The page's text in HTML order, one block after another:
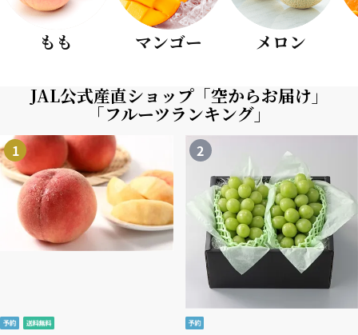
もも マンゴー メロン
JAL公式産直ショップ「空からお届け」
「フルーツランキング」
1 2